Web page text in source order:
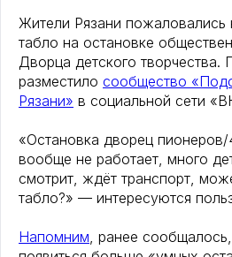
Жители Рязани пожаловались
табло на остановке
Дворца детского творчества.
разместило сообщество
Рязани» в социальной сети
«Остановка дворец
вообще не работает, много
смотрит, ждёт транспорт,
табло?» — интересуются
Напомним, ранее